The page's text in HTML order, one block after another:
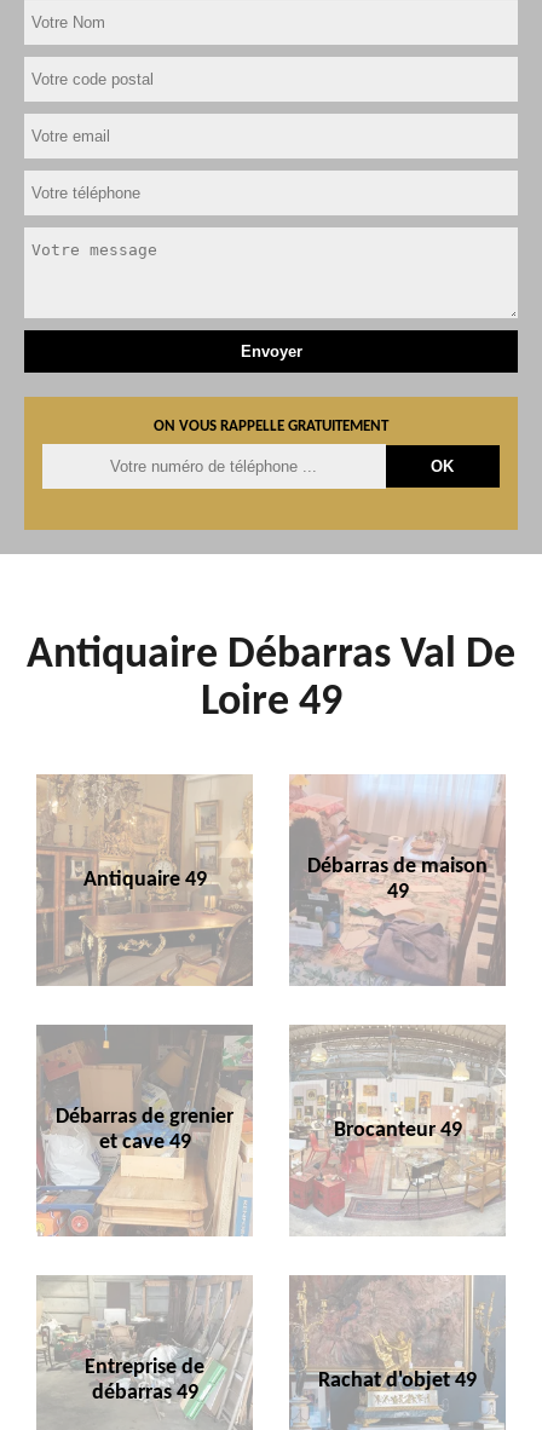
ON VOUS RAPPELLE GRATUITEMENT
Antiquaire Débarras Val De
Loire 49
Antiquaire 49
Débarras de maison
49
Débarras de grenier
et cave 49
Brocanteur 49
Entreprise de
débarras 49
Rachat d'objet 49